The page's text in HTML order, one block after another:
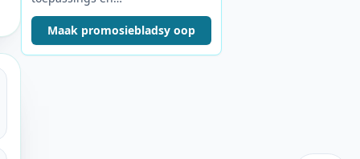
advertensieblokke.
Maak promosiebladsy oop